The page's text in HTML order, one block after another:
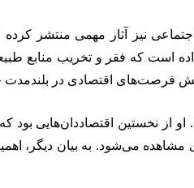
نیز آثار مهمی منتشر
است که فقر و تخریب منابع
فرصت‌های اقتصادی در بلندمدت
او از نخستین اقتصاددان‌هایی
می‌شود. به بیان دیگر،